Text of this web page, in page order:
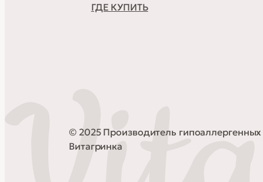
ГДЕ КУПИТЬ
© 2025 Производитель
Витагринка